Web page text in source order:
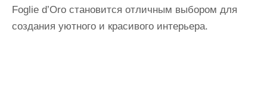
Foglie d’Oro становится отличным выбором для
создания уютного и красивого интерьера.